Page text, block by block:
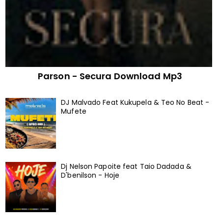
Parson - Secura Download Mp3
DJ Malvado Feat Kukupela & Teo No Beat -
Mufete
Dj Nelson Papoite feat Taio Dadada &
D'benilson - Hoje